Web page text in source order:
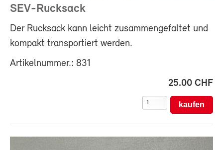
SEV-Rucksack
Der Rucksack kann leicht zusammengefaltet und
kompakt transportiert werden.
Artikelnummer.: 831
25.00 CHF